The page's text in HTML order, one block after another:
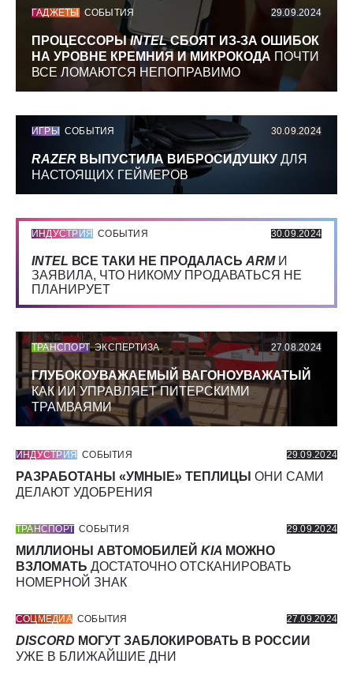
ГАДЖЕТЫ СОБЫТИЯ 29.09.2024
ПРОЦЕССОРЫINTELСБОЯТ ИЗ-ЗА ОШИБОК
НА УРОВНЕ КРЕМНИЯ И МИКРОКОДА ПОЧТИ
ВСЕ ЛОМАЮТСЯ НЕПОПРАВИМО
ИГРЫ СОБЫТИЯ 30.09.2024
RAZER ВЫПУСТИЛА ВИБРОСИДУШКУ ДЛЯ
НАСТОЯЩИХ ГЕЙМЕРОВ
ИНДУСТРИЯ СОБЫТИЯ 30.09.2024
INTEL ВСЕ ТАКИ НЕ ПРОДАЛАСЬ ARMИ
ЗАЯВИЛА, ЧТО НИКОМУ ПРОДАВАТЬСЯ НЕ
ПЛАНИРУЕТ
ТРАНСПОРТ ЭКСПЕРТИЗА 27.08.2024
ГЛУБОКОУВАЖАЕМЫЙ ВАГОНОУВАЖАТЫЙ
КАК ИИ УПРАВЛЯЕТ ПИТЕРСКИМИ
ТРАМВАЯМИ
ИНДУСТРИЯ СОБЫТИЯ 29.09.2024
РАЗРАБОТАНЫ «УМНЫЕ» ТЕПЛИЦЫ ОНИ САМИ
ДЕЛАЮТ УДОБРЕНИЯ
ТРАНСПОРТ СОБЫТИЯ 29.09.2024
МИЛЛИОНЫ АВТОМОБИЛЕЙ KIA МОЖНО
ВЗЛОМАТЬ ДОСТАТОЧНО ОТСКАНИРОВАТЬ
НОМЕРНОЙ ЗНАК
СОЦМЕДИА СОБЫТИЯ 27.09.2024
DISCORD МОГУТ ЗАБЛОКИРОВАТЬ В РОССИИ
УЖЕ В БЛИЖАЙШИЕ ДНИ